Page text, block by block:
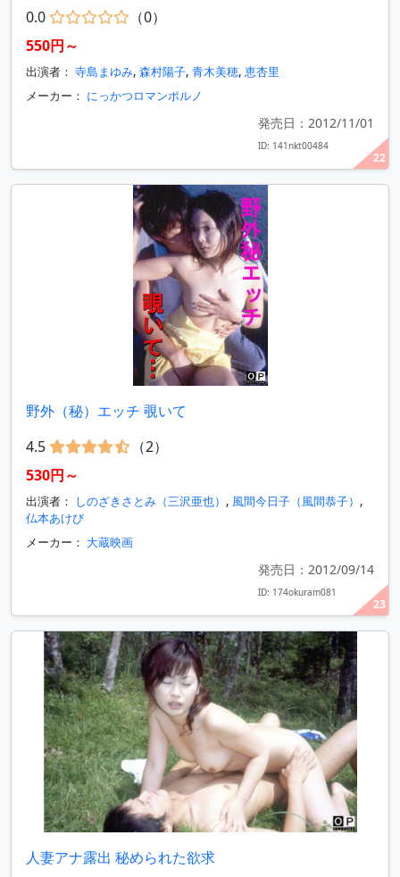
22
0.0
（0）
550円～
出演者： 寺島まゆみ, 森村陽子, 青木美穂, 恵杏里
メーカー： にっかつロマンポルノ
発売日：2012/11/01
ID: 141nkt00484
23
野外（秘）エッチ 覗いて
4.5
（2）
530円～
出演者： しのざきさとみ（三沢亜也） , 風間今日子（風間恭子） ,
仏本あけび
メーカー： 大蔵映画
発売日：2012/09/14
ID: 174okuram081
人妻アナ露出 秘められた欲求